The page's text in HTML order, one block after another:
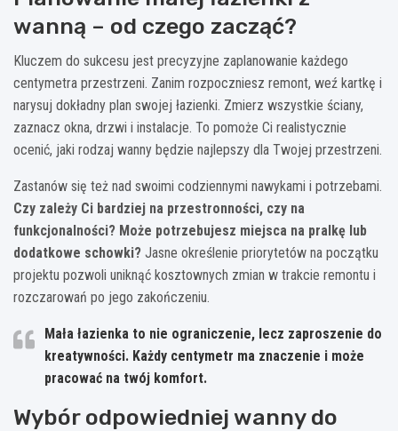
wanną – od czego zacząć?
Kluczem do sukcesu jest precyzyjne zaplanowanie każdego
centymetra przestrzeni. Zanim rozpoczniesz remont, weź kartkę i
narysuj dokładny plan swojej łazienki. Zmierz wszystkie ściany,
zaznacz okna, drzwi i instalacje. To pomoże Ci realistycznie
ocenić, jaki rodzaj wanny będzie najlepszy dla Twojej przestrzeni.
Zastanów się też nad swoimi codziennymi nawykami i potrzebami.
Czy zależy Ci bardziej na przestronności, czy na
funkcjonalności? Może potrzebujesz miejsca na pralkę lub
dodatkowe schowki? Jasne określenie priorytetów na początku
projektu pozwoli uniknąć kosztownych zmian w trakcie remontu i
rozczarowań po jego zakończeniu.
Mała łazienka to nie ograniczenie, lecz zaproszenie do
kreatywności. Każdy centymetr ma znaczenie i może
pracować na twój komfort.
Wybór odpowiedniej wanny do